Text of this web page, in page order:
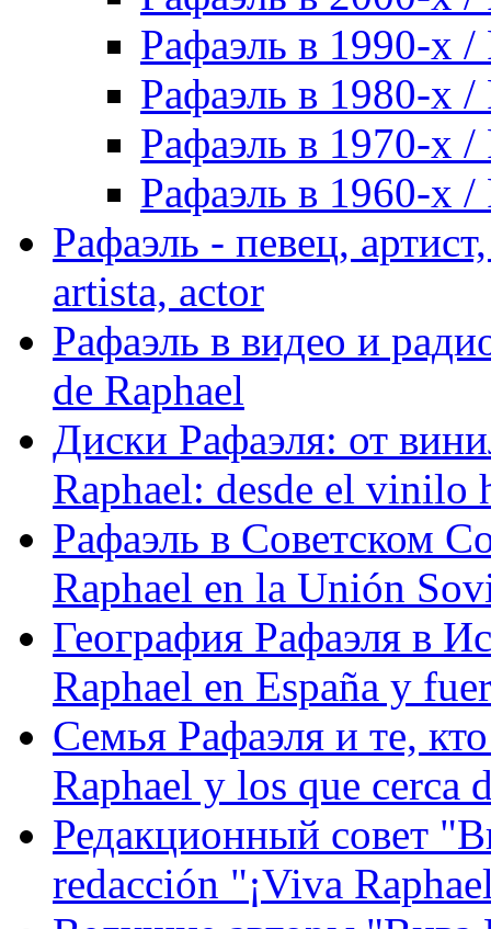
Рафаэль в 1990-х /
Рафаэль в 1980-х /
Рафаэль в 1970-х /
Рафаэль в 1960-х /
Рафаэль - певец,
artista, actor
Рафаэль в видео и
de Raphael
Диски Рафаэля: от
Raphael: desde el vinilo
Рафаэль в Советском
Raphael en la Unión
География Рафаэля в
Raphael en España y
Семья Рафаэля и те,
Raphael y los que cerca
Редакционный совет
redacción "¡Viva